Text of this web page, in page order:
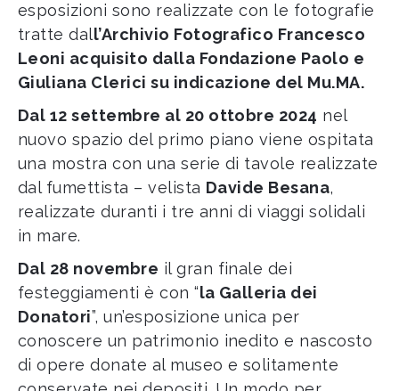
esposizioni sono realizzate con le fotografie
tratte dall’Archivio Fotografico Francesco
Leoni acquisito dalla Fondazione Paolo e
Giuliana Clerici su indicazione del Mu.MA.
Dal 12 settembre al 20 ottobre 2024 nel
nuovo spazio del primo piano viene ospitata
una mostra con una serie di tavole realizzate
dal fumettista – velista Davide Besana,
realizzate duranti i tre anni di viaggi solidali
in mare.
Dal 28 novembre il gran finale dei
festeggiamenti è con “la Galleria dei
Donatori”, un’esposizione unica per
conoscere un patrimonio inedito e nascosto
di opere donate al museo e solitamente